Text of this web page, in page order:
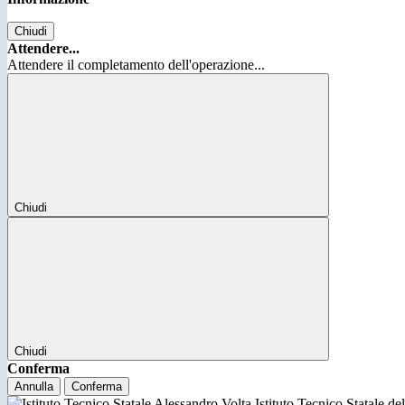
Chiudi
Attendere...
Attendere il completamento dell'operazione...
Chiudi
Chiudi
Conferma
Annulla Conferma